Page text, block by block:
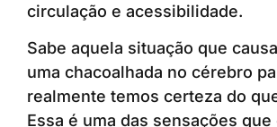
circulação e acessibilidade.
Sabe aquela situação que
uma chacoalhada no cérebro
realmente temos certeza do
Essa é uma das sensações